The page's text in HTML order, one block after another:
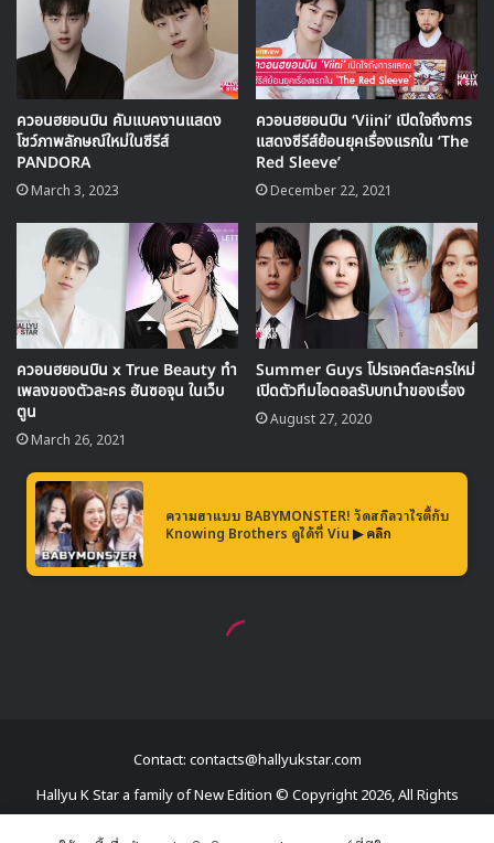
ใครที่อยากติดตาม ซอเฮริน ตามไปฟอลโลว์เธอกันได้บนอินสตา
แกรม@bonjavenue
และหวังว่าเราจะได้เห็นเธอกลับมาทำ
กิจกรรมในวงการ KPOP กันอีกครั้ง
Contact: contacts@hallyukstar.com
Hallyu K Star a family of New Edition © Copyright 2026, All Rights